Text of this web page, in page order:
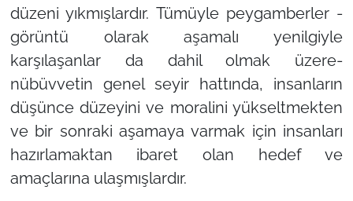
düzeni yıkmışlardır. Tümüyle peygamberler -
görüntü olarak aşamalı yenilgiyle
karşılaşanlar da dahil olmak üzere-
nübüvvetin genel seyir hattında, insanların
düşünce düzeyini ve moralini yükseltmekten
ve bir sonraki aşamaya varmak için insanları
hazırlamaktan ibaret olan hedef ve
amaçlarına ulaşmışlardır.